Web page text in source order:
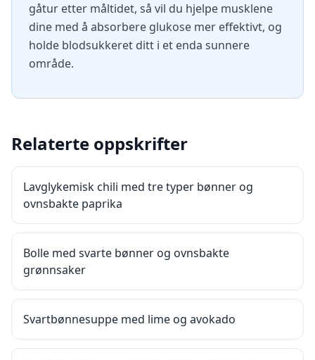
gåtur etter måltidet, så vil du hjelpe musklene
dine med å absorbere glukose mer effektivt, og
holde blodsukkeret ditt i et enda sunnere
område.
Relaterte oppskrifter
Lavglykemisk chili med tre typer bønner og
ovnsbakte paprika
Bolle med svarte bønner og ovnsbakte
grønnsaker
Svartbønnesuppe med lime og avokado